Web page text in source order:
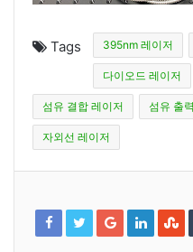
Tags 395nm 레이저
다이오드 레이저
섬유 결합 레이저 섬유 출력
자외선 레이저